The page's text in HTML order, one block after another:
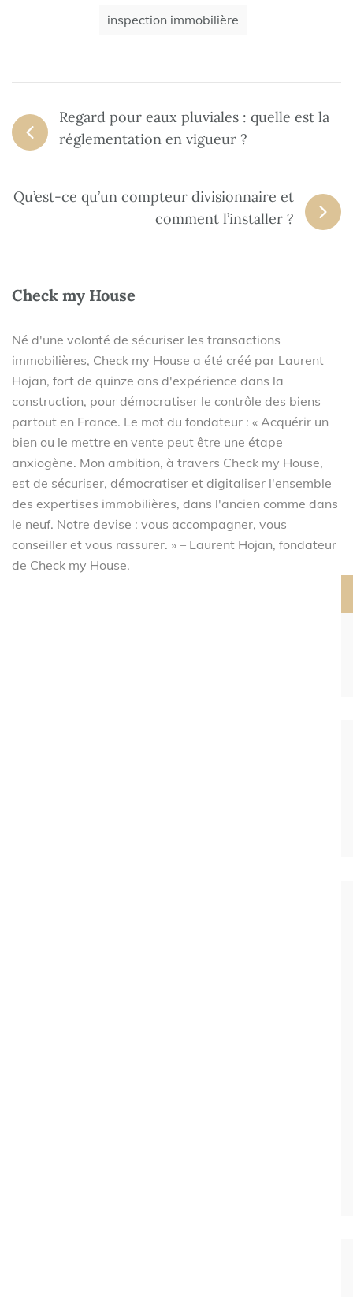
inspection immobilière
Regard pour eaux pluviales : quelle est la
réglementation en vigueur ?
Qu’est-ce qu’un compteur divisionnaire et
comment l’installer ?
Check my House
Né d'une volonté de sécuriser les transactions
immobilières, Check my House a été créé par Laurent
Hojan, fort de quinze ans d'expérience dans la
construction, pour démocratiser le contrôle des biens
partout en France. Le mot du fondateur : « Acquérir un
bien ou le mettre en vente peut être une étape
anxiogène. Mon ambition, à travers Check my House,
est de sécuriser, démocratiser et digitaliser l'ensemble
des expertises immobilières, dans l'ancien comme dans
le neuf. Notre devise : vous accompagner, vous
conseiller et vous rassurer. » – Laurent Hojan, fondateur
de Check my House.